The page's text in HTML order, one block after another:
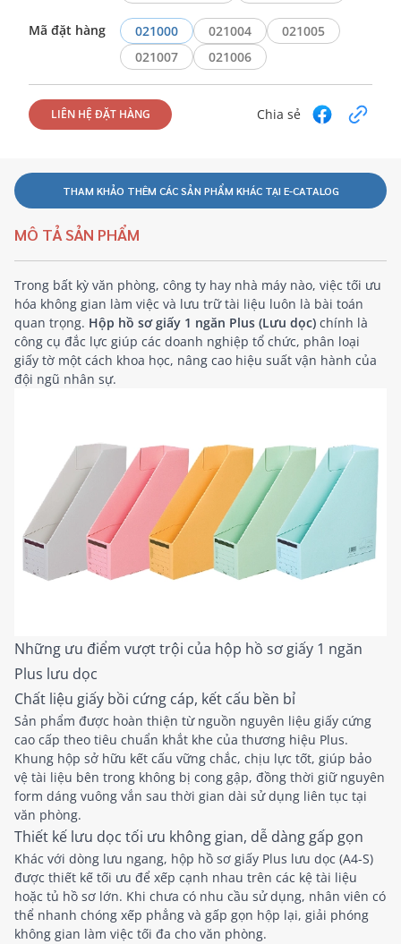
Mã đặt hàng 021000 021004
021005
021007
021006
LIÊN HỆ ĐẶT HÀNG Chia sẻ
THAM KHẢO THÊM CÁC SẢN PHẨM KHÁC TẠI E-CATALOG
MÔ TẢ SẢN PHẨM
Trong bất kỳ văn phòng, công ty hay nhà máy nào, việc tối ưu
hóa không gian làm việc và lưu trữ tài liệu luôn là bài toán
quan trọng. Hộp hồ sơ giấy 1 ngăn Plus (Lưu dọc) chính là
công cụ đắc lực giúp các doanh nghiệp tổ chức, phân loại
giấy tờ một cách khoa học, nâng cao hiệu suất vận hành của
đội ngũ nhân sự.
Những ưu điểm vượt trội của hộp hồ sơ giấy 1 ngăn
Plus lưu dọc
Chất liệu giấy bồi cứng cáp, kết cấu bền bỉ
Sản phẩm được hoàn thiện từ nguồn nguyên liệu giấy cứng
cao cấp theo tiêu chuẩn khắt khe của thương hiệu Plus.
Khung hộp sở hữu kết cấu vững chắc, chịu lực tốt, giúp bảo
vệ tài liệu bên trong không bị cong gập, đồng thời giữ nguyên
form dáng vuông vắn sau thời gian dài sử dụng liên tục tại
văn phòng.
Thiết kế lưu dọc tối ưu không gian, dễ dàng gấp gọn
Khác với dòng lưu ngang, hộp hồ sơ giấy Plus lưu dọc (A4-S)
được thiết kế tối ưu để xếp cạnh nhau trên các kệ tài liệu
hoặc tủ hồ sơ lớn. Khi chưa có nhu cầu sử dụng, nhân viên có
thể nhanh chóng xếp phẳng và gấp gọn hộp lại, giải phóng
không gian làm việc tối đa cho văn phòng.